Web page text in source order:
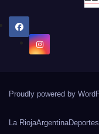
Proudly powered by
La RiojaArgentinaDeportes